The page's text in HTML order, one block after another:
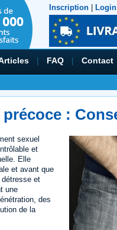
Inscription Login
| FAQ | Contact
:
sexuel
et
Elle
et avant que
et
une
des
de la